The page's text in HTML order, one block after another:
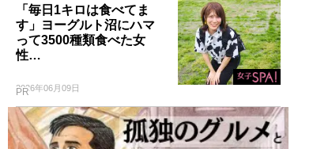
「毎日1キロは食べてま
す」ヨーグルト沼にハマ
って3500種類食べた女
性…
2026年06月09日
PR